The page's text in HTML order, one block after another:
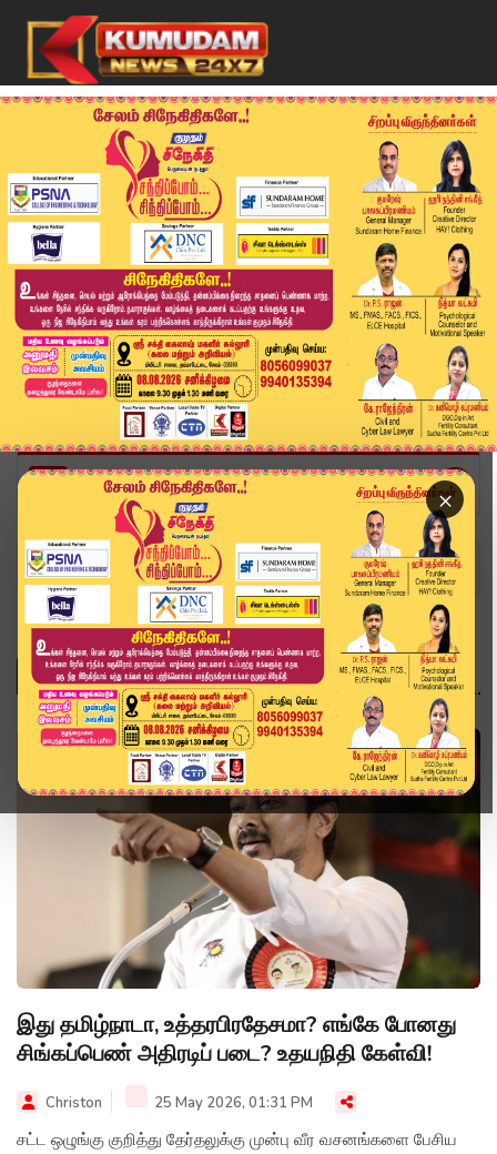
×
Home Topics
இது தமிழ்நாடா, உத்தரபிரதேசமா? எங்கே போனது
சிங்கப்பெண் அதிரடிப் படை? உதயநிதி கேள்வி!
Christon 25 May 2026, 01:31 PM
சட்ட ஒழுங்கு குறித்து தேர்தலுக்கு முன்பு வீர வசனங்களை பேசிய